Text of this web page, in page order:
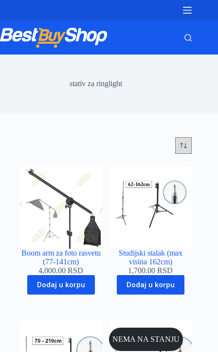
stativ za ringlight
Boom arm za foto rasvetu
(77-141cm)
4,000.00RSD
Dodaj u korpu
Studijski stalak (max
visina 162cm)
1,700.00RSD
Dodaj u korpu
NEMA NA STANJU